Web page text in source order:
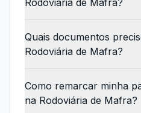
Rodoviária de Mafra?
Quais documentos
Rodoviária de Mafra?
Como remarcar minha
na Rodoviária de Mafra?